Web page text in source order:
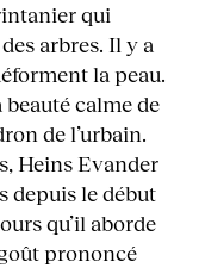
qui
arbres. Il y a
la peau.
calme de
de l’urbain.
Heins Evander
depuis le début
qu’il aborde
prononcé